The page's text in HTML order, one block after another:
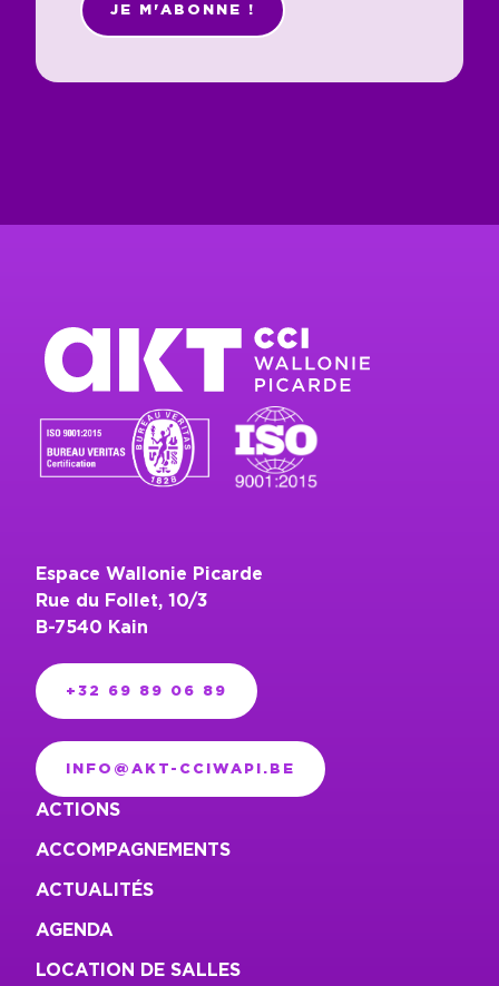
JE M'ABONNE !
Espace Wallonie Picarde
Rue du Follet, 10/3
B-7540 Kain
+32 69 89 06 89
INFO@AKT-CCIWAPI.BE
ACTIONS
ACCOMPAGNEMENTS
ACTUALITÉS
AGENDA
LOCATION DE SALLES